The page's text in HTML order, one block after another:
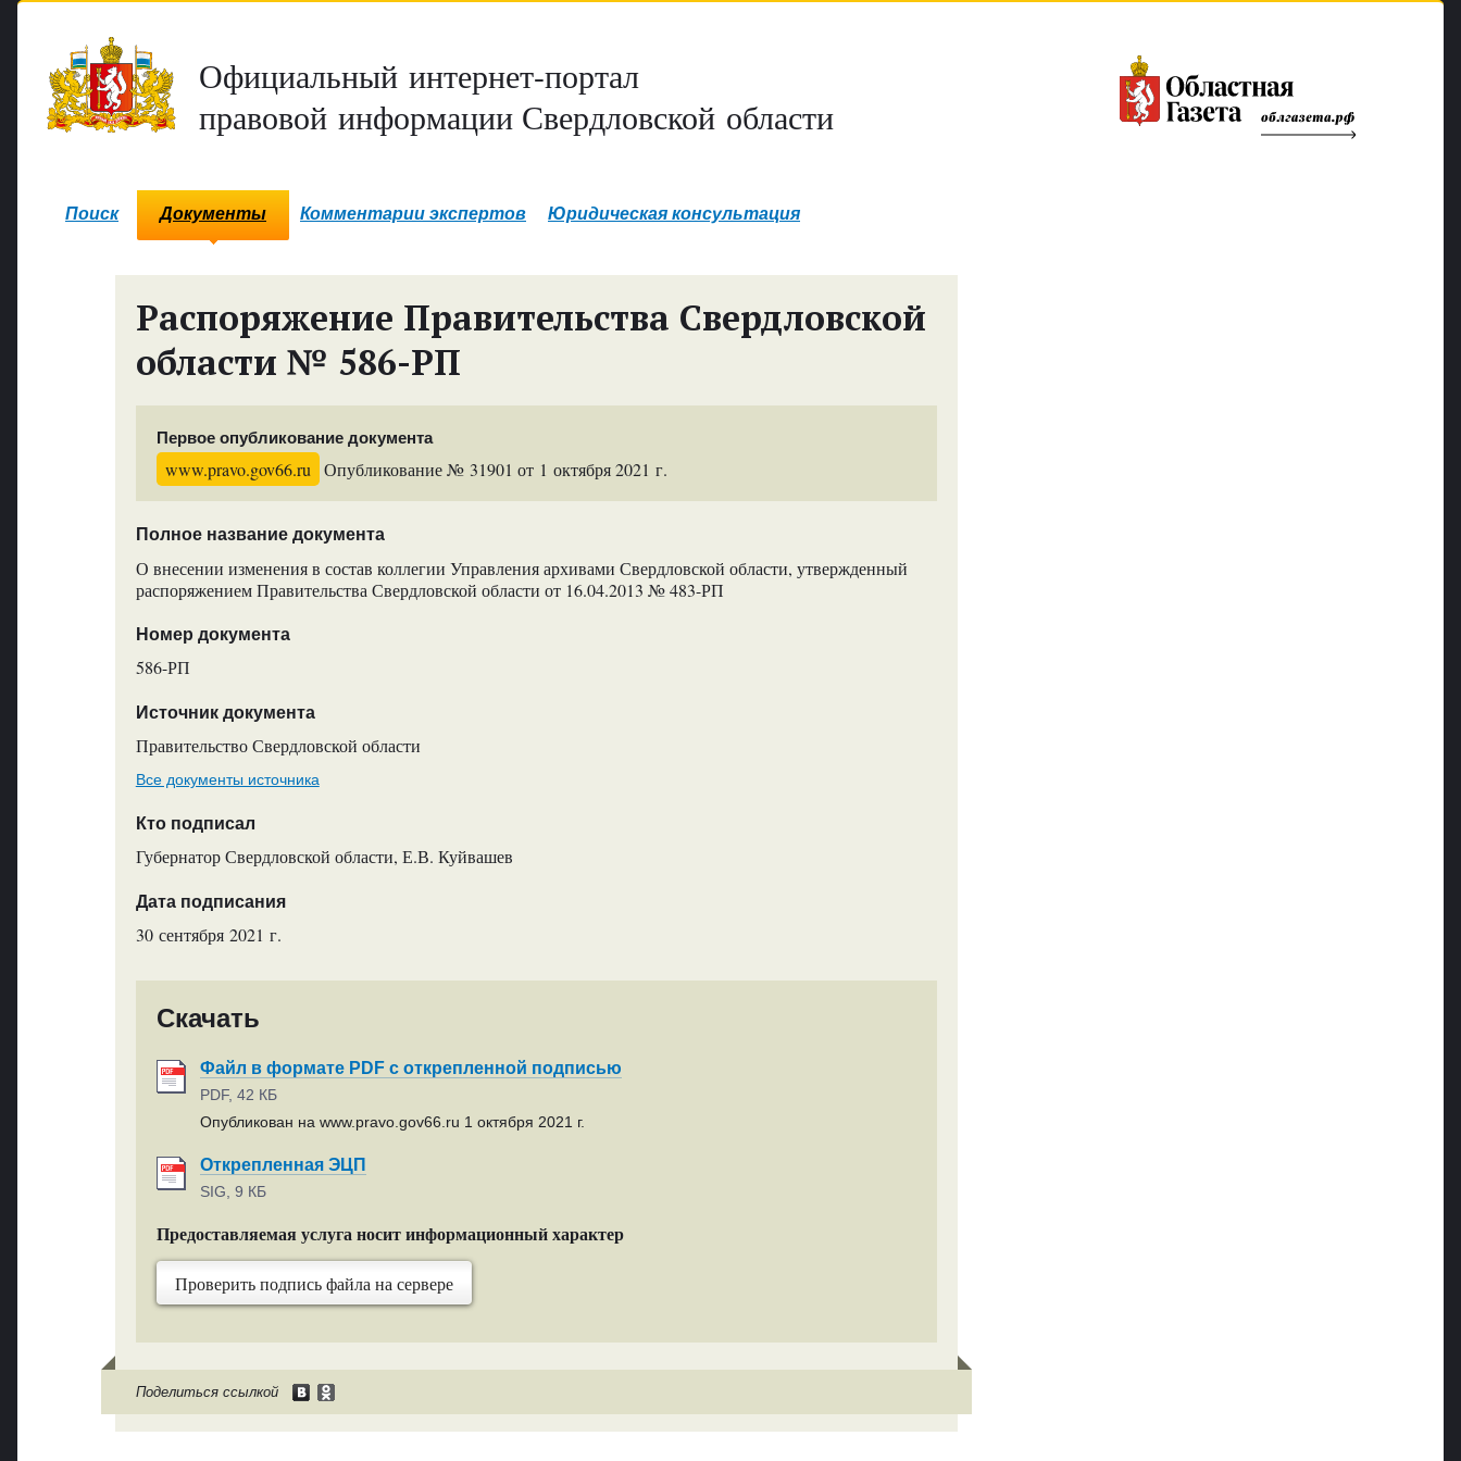
Официальный интернет-портал
правовой информации Свердловской области
Поиск Документы Комментарии экспертов Юридическая консультация
Распоряжение Правительства Свердловской
области № 586-РП
Первое опубликование документа
www.pravo.gov66.ru Опубликование № 31901 от 1 октября 2021 г.
Полное название документа
О внесении изменения в состав коллегии Управления архивами Свердловской области, утвержденный
распоряжением Правительства Свердловской области от 16.04.2013 № 483-РП
Номер документа
586-РП
Источник документа
Правительство Свердловской области
Все документы источника
Кто подписал
Губернатор Свердловской области, Е.В. Куйвашев
Дата подписания
30 сентября 2021 г.
Скачать
Файл в формате PDF с открепленной подписью
PDF, 42 КБ
Опубликован на www.pravo.gov66.ru 1 октября 2021 г.
Открепленная ЭЦП
SIG, 9 КБ
Предоставляемая услуга носит информационный характер
Проверить подпись файла на сервере
Поделиться ссылкой